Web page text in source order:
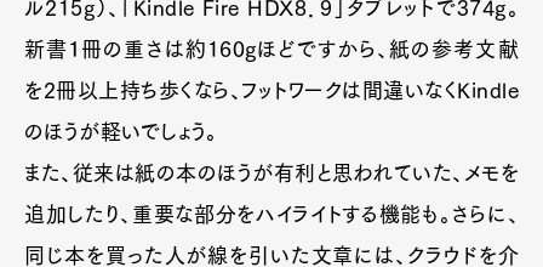
ル215g）、「Kindle Fire HDX8．9」タブレットで374g。
新書１冊の重さは約160gほどですから、紙の参考文献
を2冊以上持ち歩くなら、フットワークは間違いなくKindle
のほうが軽いでしょう。
また、従来は紙の本のほうが有利と思われていた、メモを
追加したり、重要な部分をハイライトする機能も。さらに、
同じ本を買った人が線を引いた文章には、クラウドを介